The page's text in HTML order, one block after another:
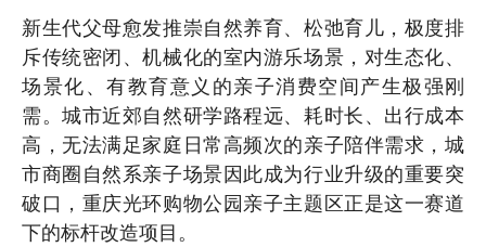
新生代父母愈发推崇自然养育、松弛育儿，极度排
斥传统密闭、机械化的室内游乐场景，对生态化、
场景化、有教育意义的亲子消费空间产生极强刚
需。城市近郊自然研学路程远、耗时长、出行成本
高，无法满足家庭日常高频次的亲子陪伴需求，城
市商圈自然系亲子场景因此成为行业升级的重要突
破口，重庆光环购物公园亲子主题区正是这一赛道
下的标杆改造项目。